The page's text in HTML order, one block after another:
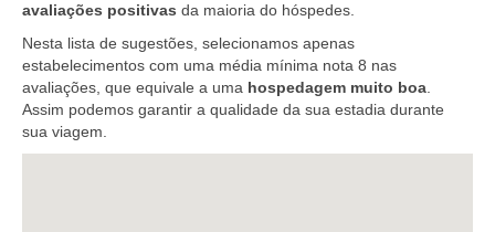
avaliações positivas da maioria do hóspedes.
Nesta lista de sugestões, selecionamos apenas
estabelecimentos com uma média mínima nota 8 nas
avaliações, que equivale a uma hospedagem muito boa.
Assim podemos garantir a qualidade da sua estadia durante
sua viagem.